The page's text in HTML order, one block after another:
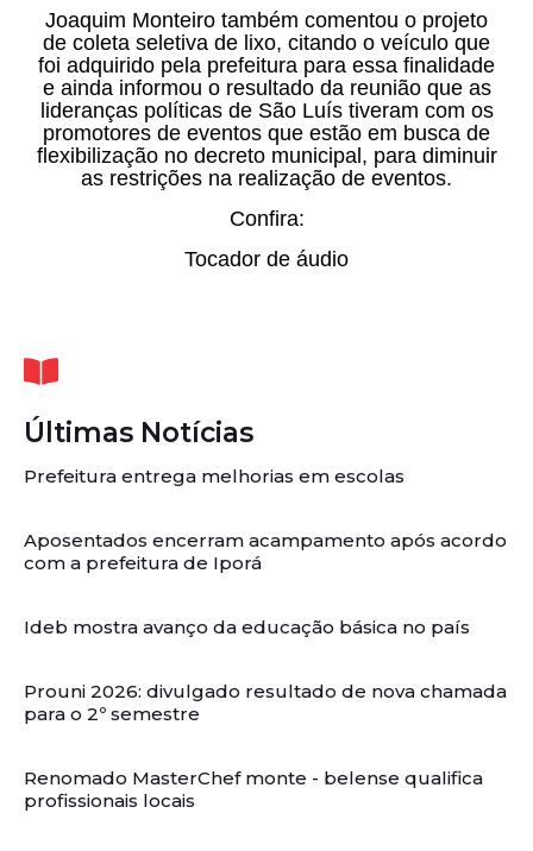
Joaquim Monteiro também comentou o projeto
de coleta seletiva de lixo, citando o veículo que
foi adquirido pela prefeitura para essa finalidade
e ainda informou o resultado da reunião que as
lideranças políticas de São Luís tiveram com os
promotores de eventos que estão em busca de
flexibilização no decreto municipal, para diminuir
as restrições na realização de eventos.
Confira:
Tocador de áudio
Últimas Notícias
Prefeitura entrega melhorias em escolas
Aposentados encerram acampamento após acordo
com a prefeitura de Iporá
Ideb mostra avanço da educação básica no país
Prouni 2026: divulgado resultado de nova chamada
para o 2º semestre
Renomado MasterChef monte - belense qualifica
profissionais locais